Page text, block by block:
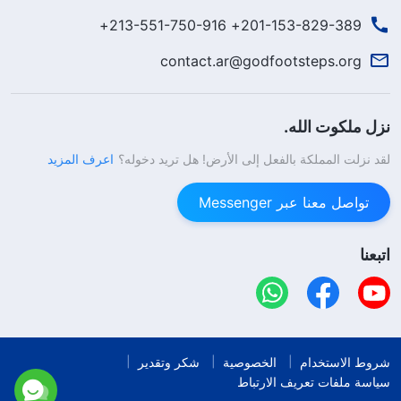
201-153-829-389+ 213-551-750-916+
contact.ar@godfootsteps.org
نزل ملكوت الله.
لقد نزلت المملكة بالفعل إلى الأرض! هل تريد دخوله؟ اعرف المزيد
تواصل معنا عبر Messenger
اتبعنا
شروط الاستخدام الخصوصية
شكر وتقدير
سياسة ملفات تعريف الارتباط